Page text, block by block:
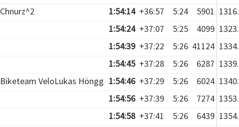
Chnurz^2 1:54:14 +36:57 5:24 5901 1316.
1:54:24 +37:07 5:25 4099 1323.
1:54:39 +37:22 5:26 41124 1334.
1:54:45 +37:28 5:26 6287 1339.
Biketeam VeloLukas Höngg 1:54:46 +37:29 5:26 6024 1340.
1:54:56 +37:39 5:26 7274 1353.
1:54:58 +37:41 5:26 6439 1354.